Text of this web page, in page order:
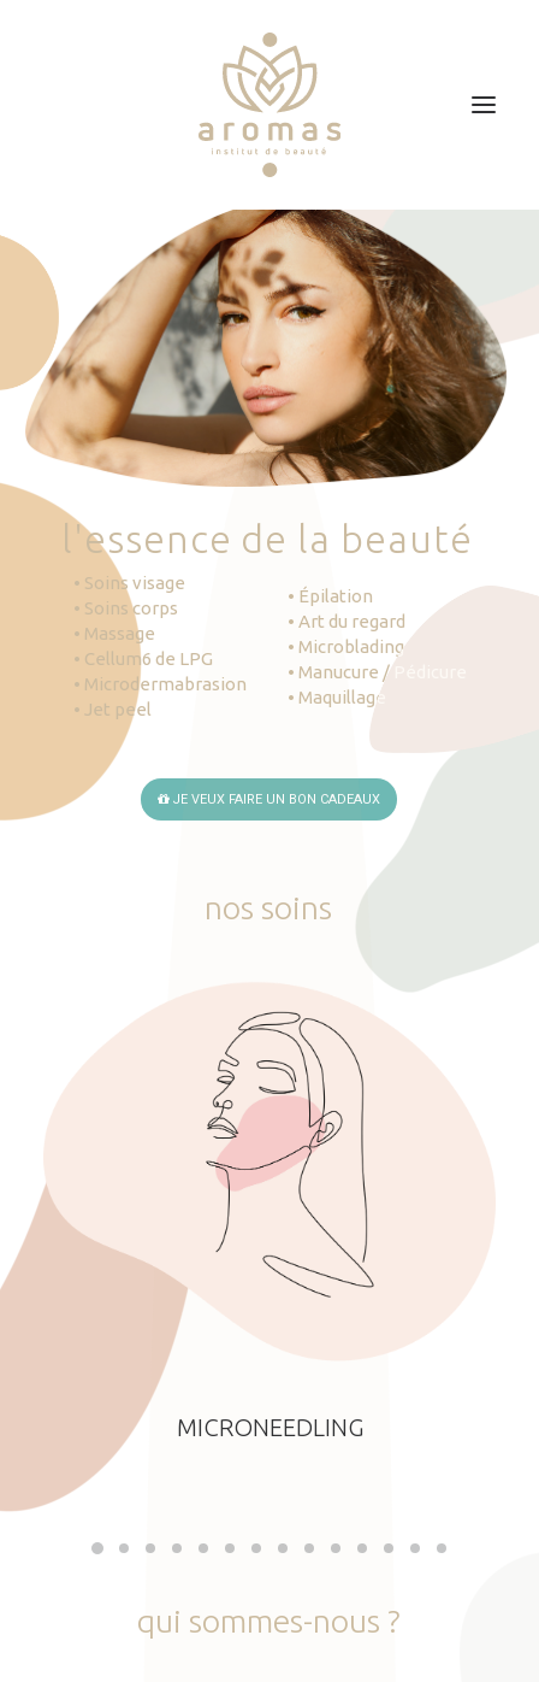
Soins
Je veux faire un bon cadeau
Plan d’accès
Prendre RDV
'essence de la beauté
• Soins visage
• Soins corps
• Massage
• Cellum6 de LPG
• Microdermabrasion
• Jet peel
• Épilation
• Art du regard
• Microblading
• Manucure / Pédicure
• Maquillage
JE VEUX FAIRE UN BON CADEAUX
nos soins
MICRONEEDLING
qui sommes-nous ?